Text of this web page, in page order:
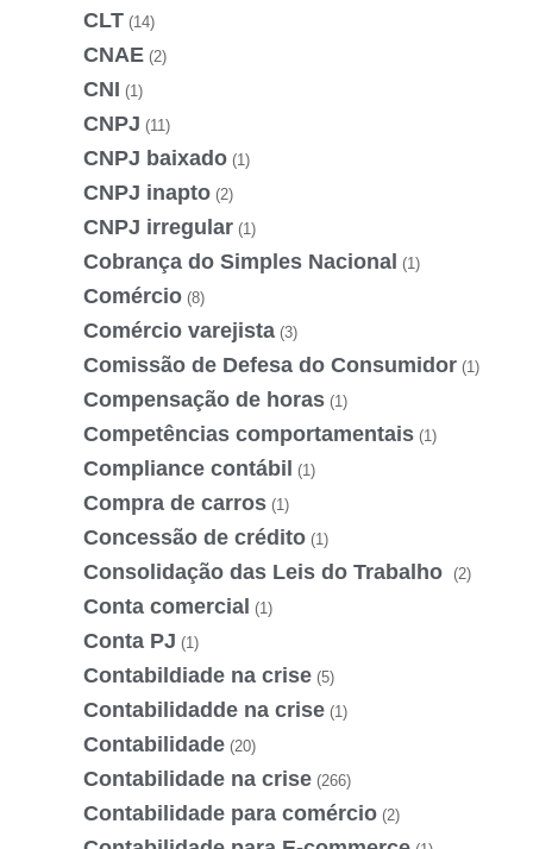
CLT (14)
CNAE (2)
CNI (1)
CNPJ (11)
CNPJ baixado (1)
CNPJ inapto (2)
CNPJ irregular (1)
Cobrança do Simples Nacional (1)
Comércio (8)
Comércio varejista (3)
Comissão de Defesa do Consumidor (1)
Compensação de horas (1)
Competências comportamentais (1)
Compliance contábil (1)
Compra de carros (1)
Concessão de crédito (1)
Consolidação das Leis do Trabalho (2)
Conta comercial (1)
Conta PJ (1)
Contabildiade na crise (5)
Contabilidadde na crise (1)
Contabilidade (20)
Contabilidade na crise (266)
Contabilidade para comércio (2)